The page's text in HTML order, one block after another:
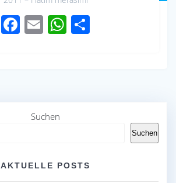
F
o
E W
Suchen
Suchen
AKTUELLE POSTS